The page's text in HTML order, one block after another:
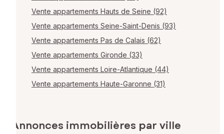
Vente appartements Hauts de Seine (92)
Vente appartements Seine-Saint-Denis (93)
Vente appartements Pas de Calais (62)
Vente appartements Gironde (33)
Vente appartements Loire-Atlantique (44)
Vente appartements Haute-Garonne (31)
Annonces immobilières par ville